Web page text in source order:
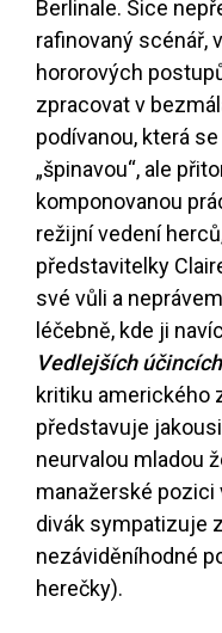
Berlinale. Sice
rafinovaný scénář,
hororových
zpracovat v
podívanou, která
„špinavou“, ale
komponovanou
režijní vedení
představitelky
své vůli a
léčebně, kde ji
Vedlejších účincích
kritiku amerického
představuje
neurvalou mladou
manažerské pozici
divák sympatizuje
nezáviděníhodné
herečky).